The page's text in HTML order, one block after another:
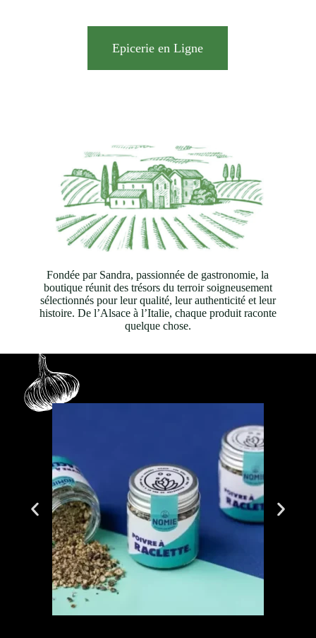
Epicerie en Ligne
Fondée par Sandra, passionnée de gastronomie, la
boutique réunit des trésors du terroir soigneusement
sélectionnés pour leur qualité, leur authenticité et leur
histoire. De l’Alsace à l’Italie, chaque produit raconte
quelque chose.